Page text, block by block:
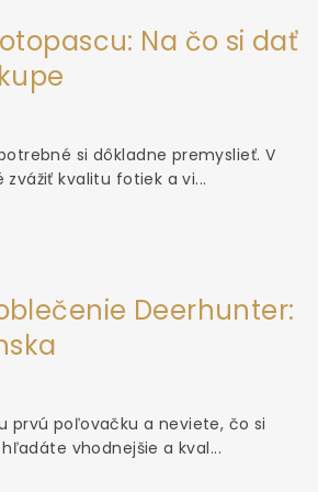
Na čo si dať
si dôkladne premyslieť. V
kvalitu fotiek a vi...
Deerhunter:
prvú poľovačku a neviete, čo si
vhodnejšie a kval...